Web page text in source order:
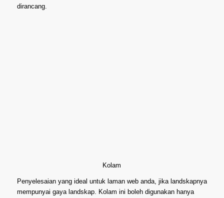
dirancang.
Kolam
Penyelesaian yang ideal untuk laman web anda, jika landskapnya
mempunyai gaya landskap. Kolam ini boleh digunakan hanya